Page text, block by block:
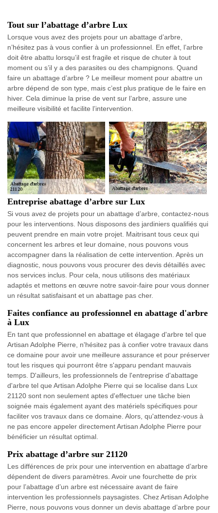
Tout sur l’abattage d’arbre Lux
Lorsque vous avez des projets pour un abattage d’arbre,
n’hésitez pas à vous confier à un professionnel. En effet, l’arbre
doit être abattu lorsqu’il est fragile et risque de chuter à tout
moment ou s’il y a des parasites ou des champignons. Quand
faire un abattage d’arbre ? Le meilleur moment pour abattre un
arbre dépend de son type, mais c’est plus pratique de le faire en
hiver. Cela diminue la prise de vent sur l’arbre, assure une
meilleure visibilité et facilite l’intervention.
Entreprise abattage d’arbre sur Lux
Si vous avez de projets pour un abattage d’arbre, contactez-nous
pour les interventions. Nous disposons des jardiniers qualifiés qui
peuvent prendre en main votre projet. Maitrisant tous ceux qui
concernent les arbres et leur domaine, nous pouvons vous
accompagner dans la réalisation de cette intervention. Après un
diagnostic, nous pouvons vous procurer des devis détaillés avec
nos services inclus. Pour cela, nous utilisons des matériaux
adaptés et mettons en œuvre notre savoir-faire pour vous donner
un résultat satisfaisant et un abattage pas cher.
Faites confiance au professionnel en abattage d'arbre
à Lux
En tant que professionnel en abattage et élagage d'arbre tel que
Artisan Adolphe Pierre, n'hésitez pas à confier votre travaux dans
ce domaine pour avoir une meilleure assurance et pour préserver
tout les risques qui pourront être s'apparu pendant mauvais
temps. D'ailleurs, les professionnels de l'entreprise d'abattage
d'arbre tel que Artisan Adolphe Pierre qui se localise dans Lux
21120 sont non seulement aptes d'effectuer une tâche bien
soignée mais également ayant des matériels spécifiques pour
faciliter vos travaux dans ce domaine. Alors, qu'attendez-vous à
ne pas encore appeler directement Artisan Adolphe Pierre pour
bénéficier un résultat optimal.
Prix abattage d’arbre sur 21120
Les différences de prix pour une intervention en abattage d’arbre
dépendent de divers paramètres. Avoir une fourchette de prix
pour l’abattage d’un arbre est nécessaire avant de faire
intervention les professionnels paysagistes. Chez Artisan Adolphe
Pierre, nous pouvons vous donner un devis abattage d’arbre pour